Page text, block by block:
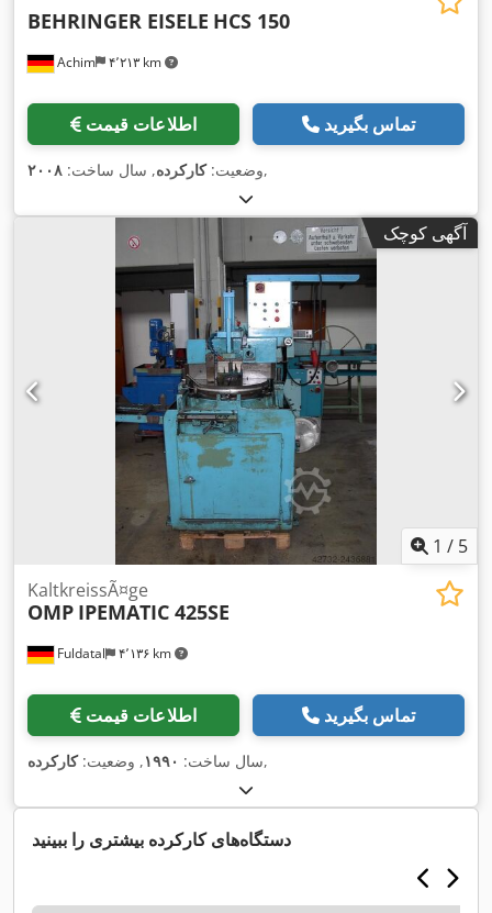
Achim ۴٬۲۱۳ km
BEHRINGER EISELE HCS 150
اطلاعات قیمت تماس بگیرید
وضعیت:کارکرده, سال ساخت: ۲۰۰۸ ,
آگهی کوچک
1 / 5
Fuldatal ۴٬۱۳۶ km
KaltkreissÃ¤ge
OMP IPEMATIC 425SE
اطلاعات قیمت تماس بگیرید
سال ساخت: ۱۹۹۰, وضعیت:کارکرده ,
دستگاه‌های کارکرده بیشتری را ببینید